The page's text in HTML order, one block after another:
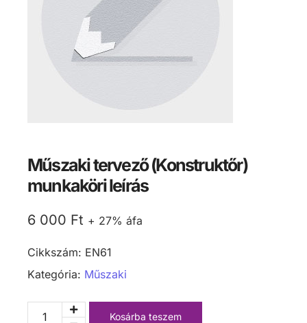
Műszaki tervező (Konstruktőr)
munkaköri leírás
6 000 Ft + 27% áfa
Cikkszám: EN61
Kategória: Műszaki
Kosárba teszem